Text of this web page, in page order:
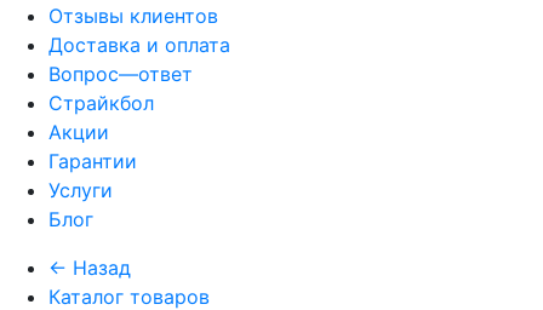
Отзывы клиентов
Доставка и оплата
Вопрос—ответ
Страйкбол
Акции
Гарантии
Услуги
Блог
← Назад
Каталог товаров